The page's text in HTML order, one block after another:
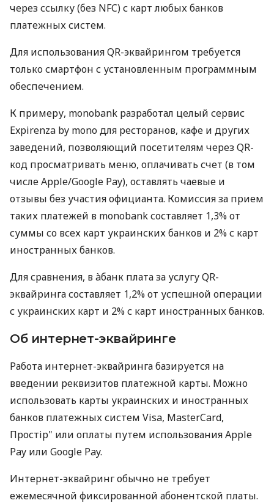
через ссылку (без NFC) с карт любых банков
платежных систем.
Для использования QR-эквайрингом требуется
только смартфон с установленным программным
обеспечением.
К примеру, monobank разработал целый сервис
Expirenza by mono для ресторанов, кафе и других
заведений, позволяющий посетителям через QR-
код просматривать меню, оплачивать счет (в том
числе Apple/Google Pay), оставлять чаевые и
отзывы без участия официанта. Комиссия за прием
таких платежей в monobank составляет 1,3% от
суммы со всех карт украинских банков и 2% с карт
иностранных банков.
Для сравнения, в àбанк плата за услугу QR-
эквайринга составляет 1,2% от успешной операции
с украинских карт и 2% с карт иностранных банков.
Об интернет-эквайринге
Работа интернет-эквайринга базируется на
введении реквизитов платежной карты. Можно
использовать карты украинских и иностранных
банков платежных систем Visa, MasterCard,
Простір" или оплаты путем использования Apple
Pay или Google Pay.
Интернет-эквайринг обычно не требует
ежемесячной фиксированной абонентской платы.